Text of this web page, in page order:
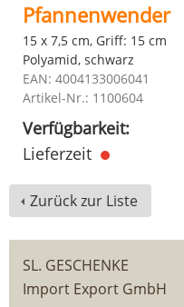
Pfannenwender
15 x 7,5 cm, Griff: 15 cm
Polyamid, schwarz
EAN: 4004133006041
Artikel-Nr.: 1100604
Verfügbarkeit:
Lieferzeit
Zurück zur Liste
SL. GESCHENKE
Import Export GmbH